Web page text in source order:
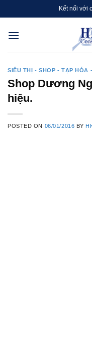
to
content
Kết nối với
SIÊU THỊ - SHOP - TẠP HÓA
Shop Dương
hiệu.
POSTED ON 06/01/2016 BY